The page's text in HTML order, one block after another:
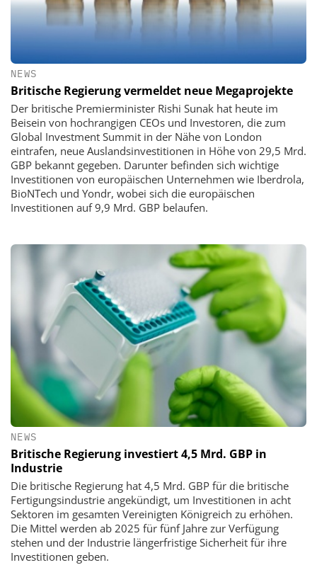
NEWS
Britische Regierung vermeldet neue Megaprojekte
Der britische Premierminister Rishi Sunak hat heute im
Beisein von hochrangigen CEOs und Investoren, die zum
Global Investment Summit in der Nähe von London
eintrafen, neue Auslandsinvestitionen in Höhe von 29,5 Mrd.
GBP bekannt gegeben. Darunter befinden sich wichtige
Investitionen von europäischen Unternehmen wie Iberdrola,
BioNTech und Yondr, wobei sich die europäischen
Investitionen auf 9,9 Mrd. GBP belaufen.
NEWS
Britische Regierung investiert 4,5 Mrd. GBP in
Industrie
Die britische Regierung hat 4,5 Mrd. GBP für die britische
Fertigungsindustrie angekündigt, um Investitionen in acht
Sektoren im gesamten Vereinigten Königreich zu erhöhen.
Die Mittel werden ab 2025 für fünf Jahre zur Verfügung
stehen und der Industrie längerfristige Sicherheit für ihre
Investitionen geben.